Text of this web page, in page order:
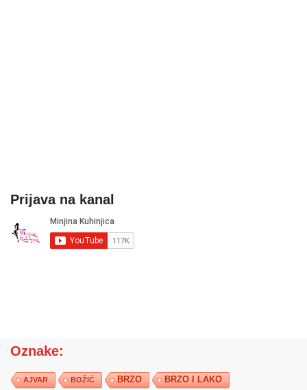
Prijava na kanal
Oznake:
AJVAR BOŽIĆ BRZO BRZO I LAKO